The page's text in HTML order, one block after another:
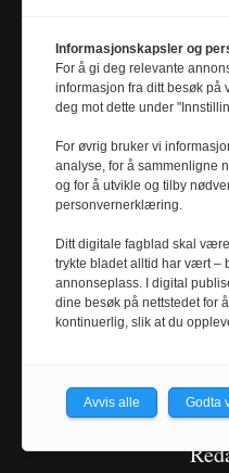
Universitetsavisa
etter
Varsom-plakat.
norske fagpresses
retningslinjer og
opphavsrettslig
Informasjonskapsler og
For å gi deg relevante
informasjon fra ditt besøk på
deg mot dette under
For øvrig bruker vi
analyse, for å sammenligne
og for å utvikle og tilby
personvernerklæring.
Ditt digitale fagblad skal
trykte bladet alltid har vært –
annonseplass. I digital
dine besøk på nettstedet for
kontinuerlig, slik at du
Avvis alle Godta